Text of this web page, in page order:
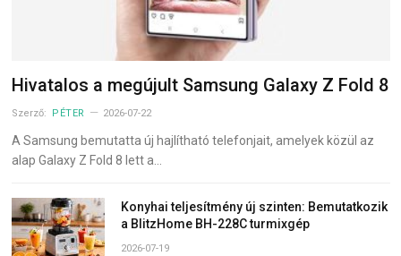
Hivatalos a megújult Samsung Galaxy Z Fold 8
Szerző: PÉTER 2026-07-22
A Samsung bemutatta új hajlítható telefonjait, amelyek közül az
alap Galaxy Z Fold 8 lett a…
Konyhai teljesítmény új szinten: Bemutatkozik
a BlitzHome BH-228C turmixgép
2026-07-19